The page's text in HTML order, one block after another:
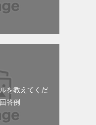
を教えてくだ
答例